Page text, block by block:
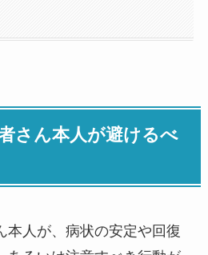
さん本人が避けるべ
本人が、病状の安定や回復